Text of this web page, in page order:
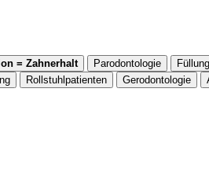
= Zahnerhalt Parodontologie
Rollstuhlpatienten Gerodontologie